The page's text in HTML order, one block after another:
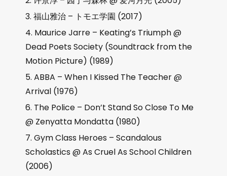
福山雅治 – トモエ学園 (2017)
Maurice Jarre – Keating’s Triumph @
Dead Poets Society (Soundtrack from the
Motion Picture) (1989)
ABBA – When I Kissed The Teacher @
Arrival (1976)
The Police – Don’t Stand So Close To Me
@ Zenyatta Mondatta (1980)
Gym Class Heroes – Scandalous
Scholastics @ As Cruel As School Children
(2006)